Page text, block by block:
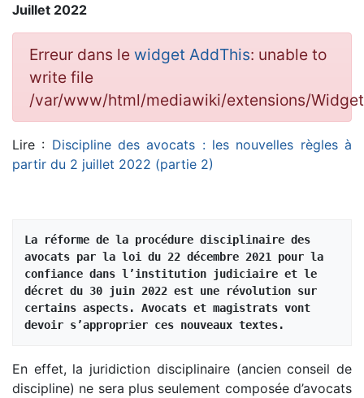
Juillet 2022
Erreur dans le widget AddThis: unable to
write file
/var/www/html/mediawiki/extensions/
Lire : Discipline des avocats : les nouvelles règles à
partir du 2 juillet 2022 (partie 2)
La réforme de la procédure disciplinaire des
avocats par la loi du 22 décembre 2021 pour la
confiance dans l’institution judiciaire et le
décret du 30 juin 2022 est une révolution sur
certains aspects. Avocats et magistrats vont
devoir s’approprier ces nouveaux textes.
En effet, la juridiction disciplinaire (ancien conseil de
discipline) ne sera plus seulement composée d’avocats